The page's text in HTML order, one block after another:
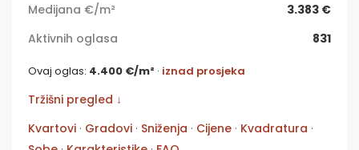
Medijana €/m²
3.383 €
Aktivnih oglasa
831
Ovaj oglas: 4.400 €/m² · iznad prosjeka
Tržišni pregled ↓
Kvartovi · Gradovi · Sniženja · Cijene · Kvadratura ·